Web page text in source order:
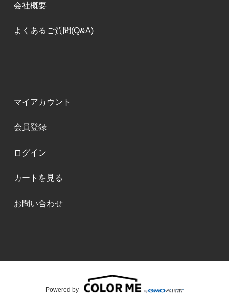
会社概要
よくあるご質問(Q&A)
マイアカウント
会員登録
ログイン
カートを見る
お問い合わせ
Powered by